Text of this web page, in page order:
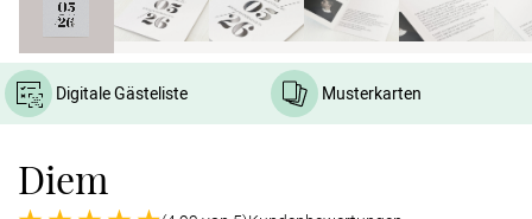
Digitale Gästeliste Musterkarten
Diem